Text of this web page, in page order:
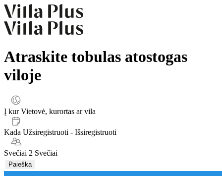
Atraskite tobulas atostogas
viloje
Į kur Vietovė, kurortas ar vila
Kada Užsiregistruoti - Išsiregistruoti
Svečiai 2 Svečiai
Paieška